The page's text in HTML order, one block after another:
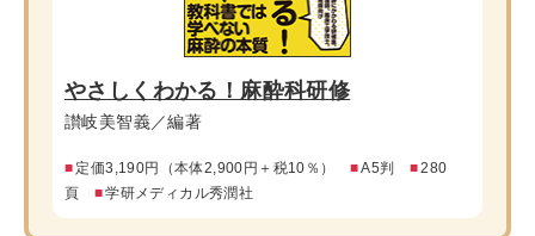
やさしくわかる！麻酔科研修
讃岐美智義／編著
■ 定価3,190円（本体2,900円＋税10％）■A5判■280
頁 ■学研メディカル秀潤社